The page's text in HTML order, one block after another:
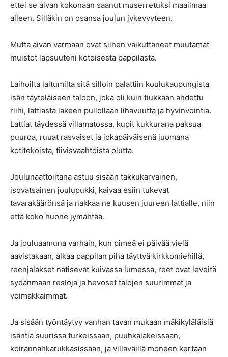
ettei se aivan kokonaan saanut muserretuksi maailmaa
alleen. Silläkin on osansa joulun jykevyyteen.
Mutta aivan varmaan ovat siihen vaikuttaneet muutamat
muistot lapsuuteni kotoisesta pappilasta.
Laihoilta laitumilta sitä silloin palattiin koulukaupungista
isän täyteläiseen taloon, joka oli kuin tiukkaan ahdettu
riihi, lattiasta lakeen pullollaan lihavuutta ja hyvinvointia.
Lattiat täydessä villamatossa, kupit kukkurana paksua
puuroa, ruuat rasvaiset ja jokapäiväisenä juomana
kotitekoista, tiivisvaahtoista olutta.
Joulunaattoiltana astuu sisään takkukarvainen,
isovatsainen joulupukki, kaivaa esiin tukevat
tavarakäärönsä ja nakkaa ne kuusen juureen lattialle, niin
että koko huone jymähtää.
Ja jouluaamuna varhain, kun pimeä ei päivää vielä
aavistakaan, alkaa pappilan piha täyttyä kirkkomiehillä,
reenjalakset natisevat kuivassa lumessa, reet ovat leveitä
sydänmaan resloja ja hevoset talojen suurimmat ja
voimakkaimmat.
Ja sisään työntäytyy vanhan tavan mukaan mäkikyläläisiä
isäntiä suurissa turkeissaan, puuhkalakeissaan,
koirannahkarukkasissaan, ja villaväillä moneen kertaan